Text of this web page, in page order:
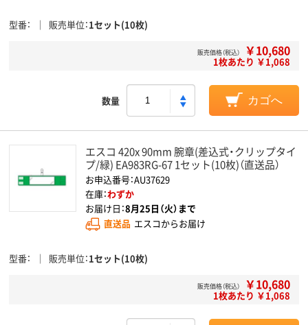
型番 販売単位 1セット(10枚)
販売価格（税込） ￥10,680
1枚あたり ￥1,068
数量 カゴへ
エスコ 420x 90mm 腕章(差込式・クリップタイ
プ/緑) EA983RG-67 1セット(10枚)（直送品）
お申込番号：AU37629
在庫：わずか
お届け日：8月25日（火）まで
直送品 エスコからお届け
型番 販売単位 1セット(10枚)
販売価格（税込） ￥10,680
1枚あたり ￥1,068